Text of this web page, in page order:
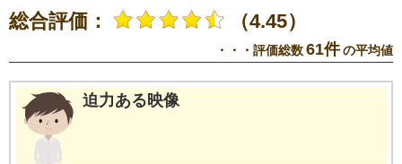
総合評価： （4.45）
・・・評価総数61件の平均値
迫力ある映像